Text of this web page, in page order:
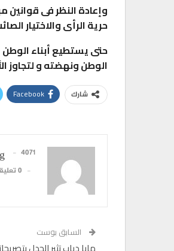
وإعادة النظر فى قوانين
حرية الرأى والاختيار
حتى يستطيع أبناء
الوطن ونهضته و لتجاوز
شارك Facebook
4071 المشاركات
0 تعليقات
السابق بوست